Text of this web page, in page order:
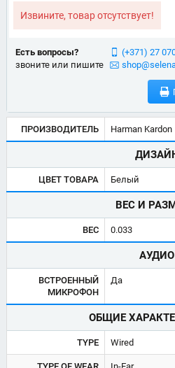
Извините, товар отсутствует!
Есть вопросы?
звоните или пишите
(+371) 27
ПРОИЗВОДИТЕЛЬ Harman Kardon
ЦВЕТ ТОВАРА Белый
ВЕС И
ВЕС 0.033
АУДИО
ВСТРОЕННЫЙ
МИКРОФОН
Да
ОБЩИЕ
TYPE Wired